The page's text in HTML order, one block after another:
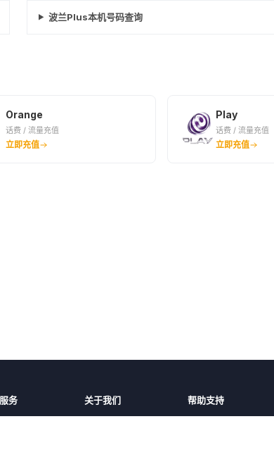
波兰Plus本机号码查询
Orange
话费 / 流量充值
立即充值
Play
话费 / 流量充值
立即充值
务 关于我们 帮助支持